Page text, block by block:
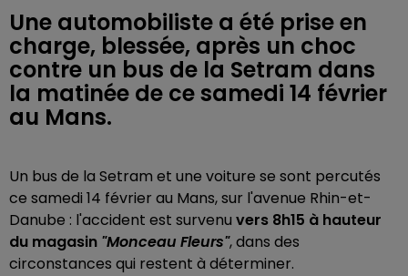
Une automobiliste a été prise en
charge, blessée, après un choc
contre un bus de la Setram dans
la matinée de ce samedi 14 février
au Mans.
Un bus de la Setram et une voiture se sont percutés
ce samedi 14 février au Mans, sur l'avenue Rhin-et-
Danube : l'accident est survenu vers 8h15 à hauteur
du magasin "Monceau Fleurs", dans des
circonstances qui restent à déterminer.